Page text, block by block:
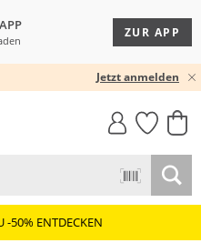
ZUR APP
Jetzt anmelden
MUST-HAVE
-50% ENTDECKEN